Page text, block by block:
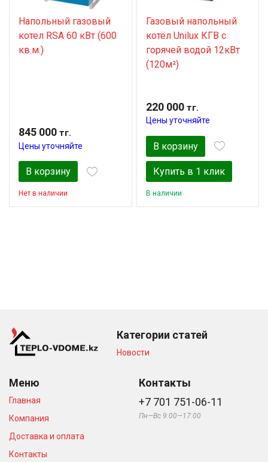
Напольный газовый
котел RSA 60 кВт (600
кв.м.)
845 000 тг.
Цены уточняйте
В корзину
Нет в наличии
Газовый напольный
котёл Unilux КГВ с
горячей водой 12кВт
(120м²)
220 000тг.
Цены уточняйте
В корзину
Купить в 1 клик
В наличии
Категории статей
Новости
Меню
Главная
Компания
Доставка и оплата
Контакты
Контакты
+7 701 751-06-11
Пн—Вс 9:00—17:00